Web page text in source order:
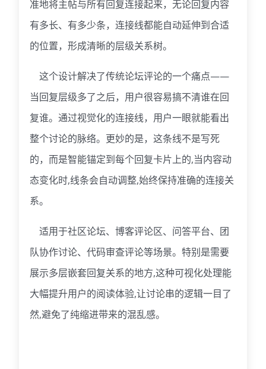
准地将主帖与所有回复连接起来，无论回复内容
有多长、有多少条，连接线都能自动延伸到合适
的位置，形成清晰的层级关系树。
这个设计解决了传统论坛评论的一个痛点——
当回复层级多了之后，用户很容易搞不清谁在回
复谁。通过视觉化的连接线，用户一眼就能看出
整个讨论的脉络。更妙的是，这条线不是写死
的，而是智能锚定到每个回复卡片上的,当内容动
态变化时,线条会自动调整,始终保持准确的连接关
系。
适用于社区论坛、博客评论区、问答平台、团
队协作讨论、代码审查评论等场景。特别是需要
展示多层嵌套回复关系的地方,这种可视化处理能
大幅提升用户的阅读体验,让讨论串的逻辑一目了
然,避免了纯缩进带来的混乱感。